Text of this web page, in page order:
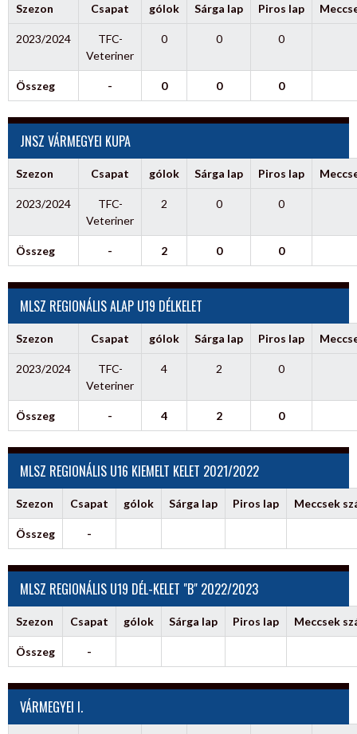
Szezon Csapat gólok Sárga lap Piros lap
2023/2024
TFC-
Veteriner
0 0 0
Összeg - 0 0 0
JNSZ VÁRMEGYEI KUPA
Szezon Csapat gólok Sárga lap Piros lap
2023/2024
TFC-
Veteriner
2 0 0
Összeg - 2 0 0
MLSZ REGIONÁLIS ALAP U19 DÉLKELET
Szezon Csapat gólok Sárga lap Piros lap
2023/2024
TFC-
Veteriner
4 2 0
Összeg - 4 2 0
MLSZ REGIONÁLIS U16 KIEMELT KELET 2021/2022
Szezon Csapat gólok Sárga lap Piros lap Meccsek
Összeg -
MLSZ REGIONÁLIS U19 DÉL-KELET "B" 2022/2023
Szezon Csapat gólok Sárga lap Piros lap Meccsek
Összeg -
VÁRMEGYEI I.